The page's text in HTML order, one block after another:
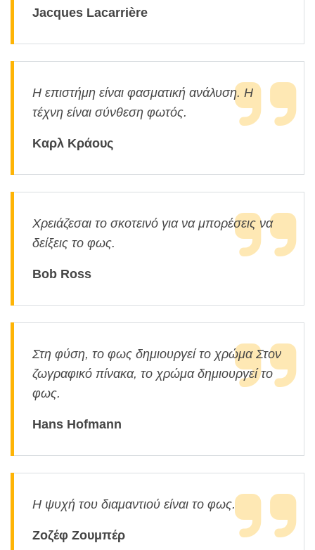
Jacques Lacarrière
Η επιστήμη είναι φασματική ανάλυση. Η
τέχνη είναι σύνθεση φωτός.
Καρλ Κράους
Χρειάζεσαι το σκοτεινό για να μπορέσεις να
δείξεις το φως.
Bob Ross
Στη φύση, το φως δημιουργεί το χρώμα Στον
ζωγραφικό πίνακα, το χρώμα δημιουργεί το
φως.
Hans Hofmann
Η ψυχή του διαμαντιού είναι το φως.
Ζοζέφ Ζουμπέρ